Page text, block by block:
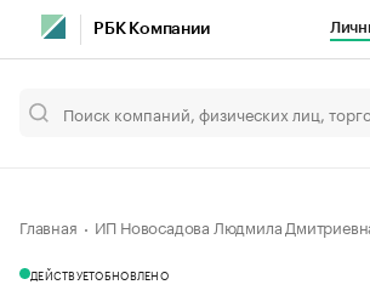
РБК Компании
Главная ИП Новосадова Людмила
ДЕЙСТВУЕТОБНОВЛЕНО